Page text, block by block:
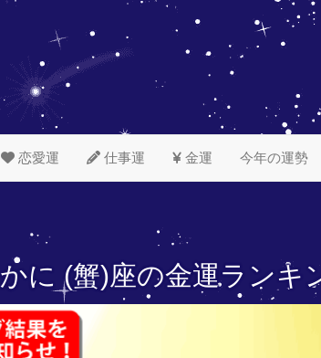
恋愛運 仕事運 金運 今年の運勢
かに (蟹)座の金運ランキ